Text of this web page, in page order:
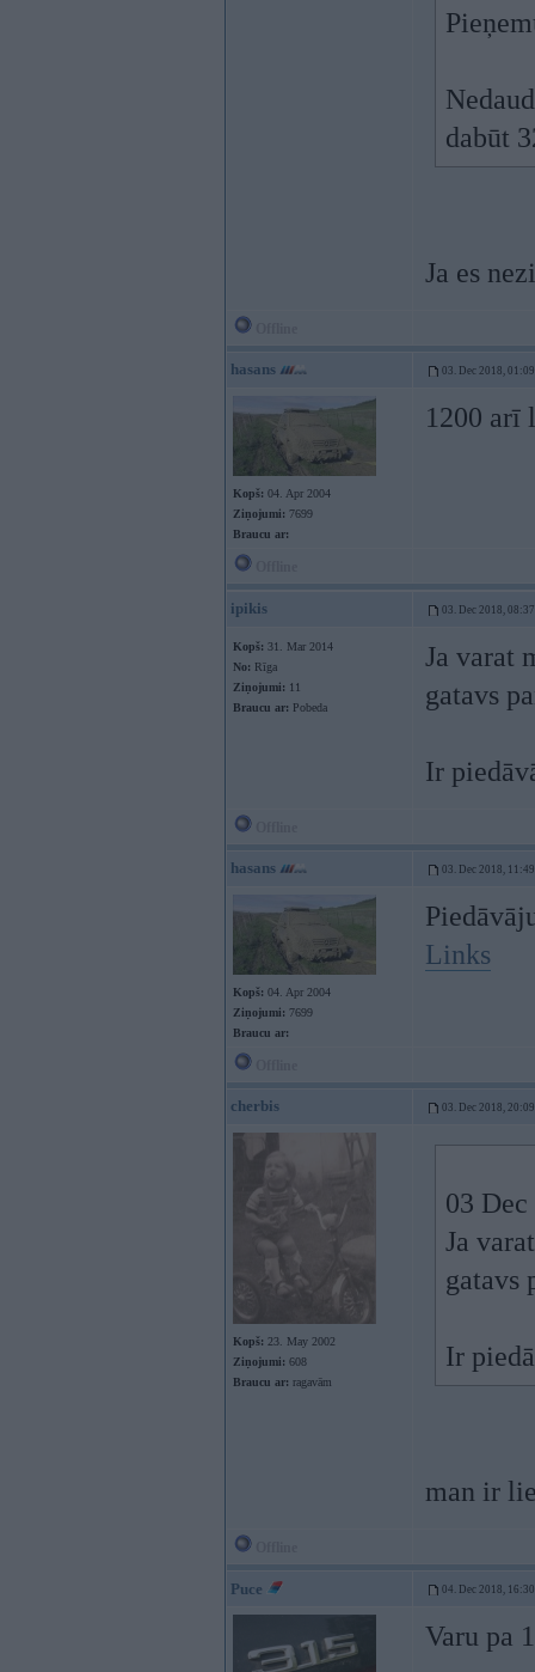
dabūt
Ja es
hasans 03. Dec 2018, 01:09
Kopš: 04. Apr 2004
Ziņojumi: 7699
Braucu ar:
1200 arī
ipikis 03. Dec 2018, 08:37
Kopš: 31. Mar 2014
No: Rīga
Ziņojumi: 11
Braucu ar: Pobeda
Ja varat
gatavs
Ir
hasans 03. Dec 2018, 11:49
Kopš: 04. Apr 2004
Ziņojumi: 7699
Braucu ar:
Links
cherbis 03. Dec 2018, 20:09
Kopš: 23. May 2002
Ziņojumi: 608
Braucu ar: ragavām
03
Ja
gatavs
Ir
man ir
Puce 04. Dec 2018, 16:30
Varu pa